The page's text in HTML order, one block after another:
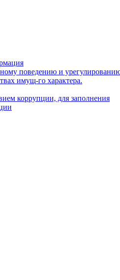
поведению и
имущ-го характера.
коррупции, для заполнения